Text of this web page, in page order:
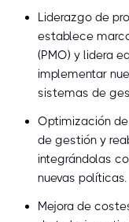
Liderazgo de
establece
(PMO) y lidera
implementar
sistemas de
Optimización
de gestión y
integrándolas
nuevas políticas.
Mejora de